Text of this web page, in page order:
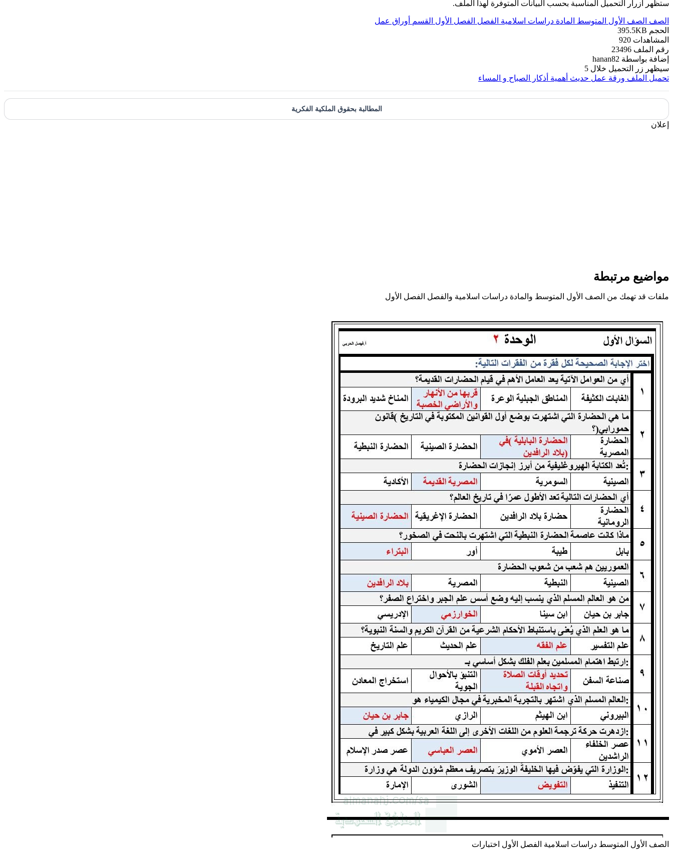
ستظهر أزرار التحميل المناسبة بحسب البيانات المتوفرة لهذا الملف.
الصف الصف الأول المتوسط المادة دراسات اسلامية الفصل الفصل الأول القسم أوراق عمل
الحجم 395.5KB
المشاهدات 920
رقم الملف 23496
إضافة بواسطة hanan82
سيظهر زر التحميل خلال 5
تحميل الملف ورقة عمل حديث أهمية أذكار الصباح و المساء
المطالبة بحقوق الملكية الفكرية
إعلان
مواضيع مرتبطة
ملفات قد تهمك من الصف الأول المتوسط والمادة دراسات اسلامية والفصل الفصل الأول
الصف الأول المتوسط دراسات اسلامية الفصل الأول اختبارات